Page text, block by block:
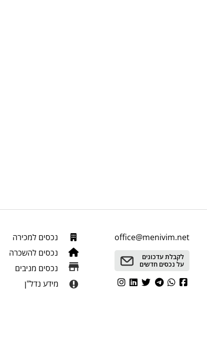
office@menivim.net
לקבלת עדכונים
על נכסים חדשים
נכסים למכירה
נכסים להשכרה
נכסים מניבים
מידע נדל"ן